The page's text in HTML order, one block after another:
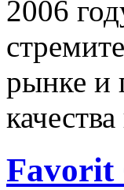
2006
рынке и
Favorit